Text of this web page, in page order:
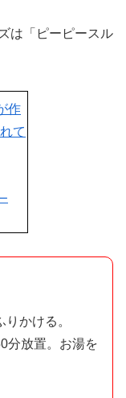
は 「ピーピースル
かける。
分放置。お湯を